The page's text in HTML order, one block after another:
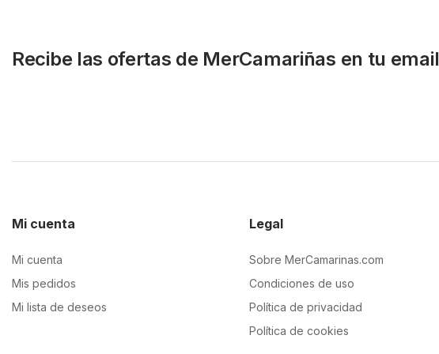
Recibe las ofertas de MerCamariñas en tu email
Mi cuenta
Mi cuenta
Mis pedidos
Mi lista de deseos
Legal
Sobre MerCamarinas.com
Condiciones de uso
Política de privacidad
Política de cookies